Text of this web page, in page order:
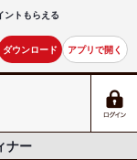
ントもらえる
ダウンロード アプリで開く
ナー